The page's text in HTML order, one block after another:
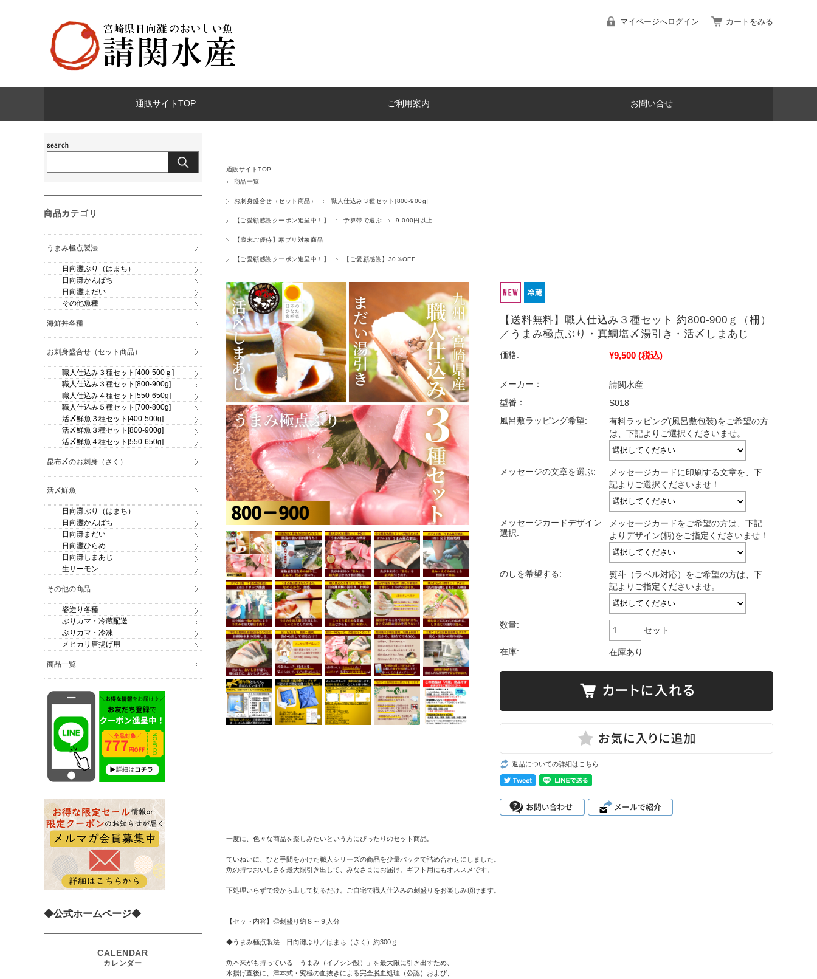
マイページへログイン カートをみる
通販サイトTOP ご利用案内 お問い合せ
通販サイトTOP
商品一覧
お刺身盛合せ（セット商品） 職人仕込み３種セット[800-900g]
【ご愛顧感謝クーポン進呈中！】 予算帯で選ぶ 9,000円以上
【歳末ご優待】寒ブリ対象商品
【ご愛顧感謝クーポン進呈中！】 【ご愛顧感謝】30％OFF
【送料無料】職人仕込み３種セット 約800-900ｇ（柵）
／うまみ極点ぶり・真鯛塩〆湯引き・活〆しまあじ
価格: ¥9,500 (税込)
メーカー：
請関水産
型番：
S018
風呂敷ラッピング希望:
有料ラッピング(風呂敷包装)をご希望の方
は、下記よりご選択くださいませ。
メッセージの文章を選ぶ:
メッセージカードに印刷する文章を、下
記よりご選択くださいませ！
メッセージカードデザイン
選択:
メッセージカードをご希望の方は、下記
よりデザイン(柄)をご指定くださいませ！
のしを希望する:
熨斗（ラベル対応）をご希望の方は、下
記よりご指定くださいませ。
数量:
セット
在庫: 在庫あり
返品についての詳細はこちら
一度に、色々な商品を楽しみたいという方にぴったりのセット商品。
ていねいに、ひと手間をかけた職人シリーズの商品を少量パックで詰め合わせにしました。
魚の持つおいしさを最大限引き出して、みなさまにお届け。ギフト用にもオススメです。
下処理いらずで袋から出して切るだけ。ご自宅で職人仕込みの刺盛りをお楽しみ頂けます。
【セット内容】◎刺盛り約８～９人分
◆うまみ極点製法 日向灘ぶり／はまち（さく）約300ｇ
魚本来がも持っている「うまみ（イノシン酸）」を最大限に引き出すため、
水揚げ直後に、津本式・究極の血抜きによる完全脱血処理（公認）および、
商品カテゴリ
うまみ極点製法
日向灘ぶり（はまち）
日向灘かんぱち
日向灘まだい
その他魚種
海鮮丼各種
お刺身盛合せ（セット商品）
職人仕込み３種セット[400-500ｇ]
職人仕込み３種セット[800-900g]
職人仕込み４種セット[550-650g]
職人仕込み５種セット[700-800g]
活〆鮮魚３種セット[400-500g]
活〆鮮魚３種セット[800-900g]
活〆鮮魚４種セット[550-650g]
昆布〆のお刺身（さく）
活〆鮮魚
日向灘ぶり（はまち）
日向灘かんぱち
日向灘まだい
日向灘ひらめ
日向灘しまあじ
生サーモン
その他の商品
姿造り各種
ぶりカマ・冷蔵配送
ぶりカマ・冷凍
メヒカリ唐揚げ用
商品一覧
◆公式ホームページ◆